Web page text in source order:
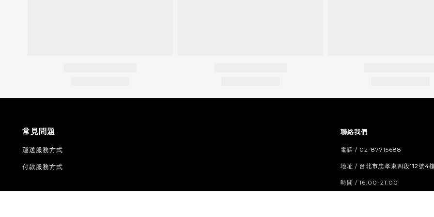
常見問題
運送服務方式
付款服務方式
聯絡我們
電話 / 02-87715688
地址 / 台北市忠孝東四段112號4
時間 / 16:00-21:00